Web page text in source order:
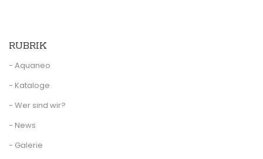
RUBRIK
- Aquaneo
- Kataloge
- Wer sind wir?
- News
- Galerie